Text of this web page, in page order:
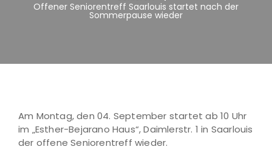
Offener Seniorentreff Saarlouis startet nach der
Sommerpause wieder
Am Montag, den 04. September startet ab 10 Uhr
im „Esther-Bejarano Haus“, Daimlerstr. 1 in Saarlouis
der offene Seniorentreff wieder.